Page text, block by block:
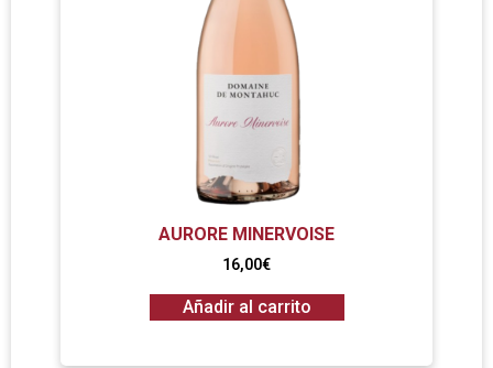
AURORE MINERVOISE
16,00€
Añadir al carrito